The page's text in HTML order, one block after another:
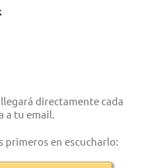
directamente cada
a tu email.
primeros en escucharlo: